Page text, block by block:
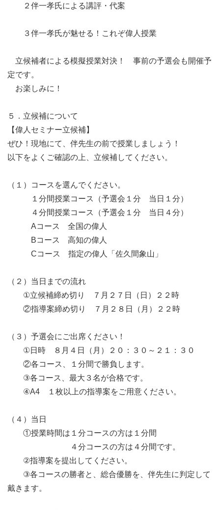
２伴一孝氏による講評・代案
３伴一孝氏が魅せる！これぞ偉人授業
立候補者による模擬授業対決！　事前の予選会も開催予
定です。
お楽しみに！
５．立候補について
【偉人セミナー立候補】
ぜひ！現地にて、伴先生の前で授業しましょう！
以下をよくご確認の上、立候補してください。
（１）コースを選んでください。
１分間授業コース（予選会１分　当日１分）
４分間授業コース（予選会１分　当日４分）
Aコース　全国の偉人
Bコース　高知の偉人
Cコース　指定の偉人「佐久間象山」
（２）当日までの流れ
①立候補締め切り　７月２７日（日）２２時
②指導案締め切り　７月２８日（月）２２時
（３）予選会にご出席ください！
①日時　８月４日（月）２０：３０～２１：３０
②各コース、１分間で勝負します。
③各コース、最大３名が合格です。
④A4　１枚以上の指導案をご用意ください。
（４）当日
①授業時間は１分コースの方は１分間
４分コースの方は４分間です。
②指導案を提出してください。
③各コースの勝者と、総合優勝を、伴先生に判定して
戴きます。